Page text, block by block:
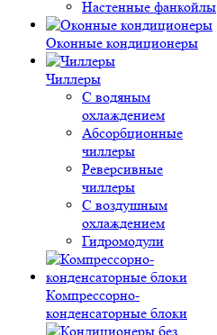
Настенные фанкойлы
Оконные кондиционеры
Чиллеры
С водяным
охлаждением
Абсорбционные
чиллеры
Реверсивные
чиллеры
С воздушным
охлаждением
Гидромодули
Компрессорно-
конденсаторные блоки